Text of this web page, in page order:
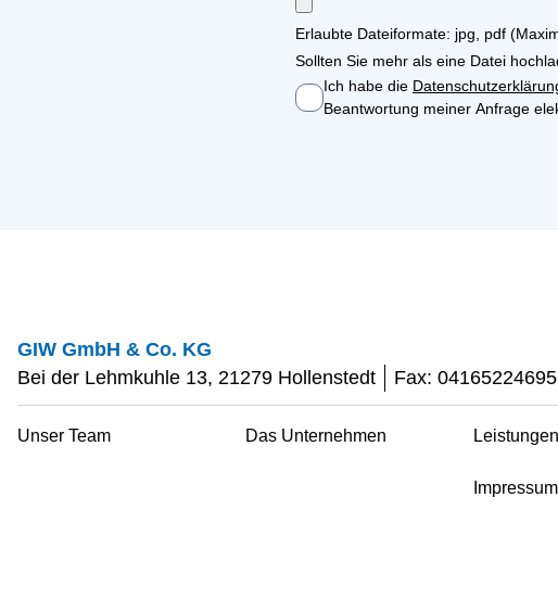
Erlaubte Dateiformate: jpg, pdf
Sollten Sie mehr als eine Datei
Ich habe die
Beantwortung meiner Anfrage
GIW GmbH & Co. KG
Bei der Lehmkuhle 13, 21279 Hollenstedt
Fax:
Unser Team Das Unternehmen Leistungen
Impressum